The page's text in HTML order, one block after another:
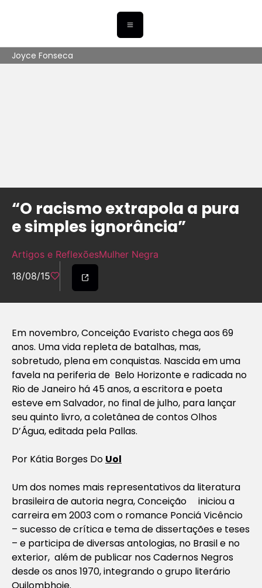
Joyce Fonseca
“O racismo extrapola a pura
e simples ignorância”
Artigos e ReflexõesMulher Negra
18/08/15
Em novembro, Conceição Evaristo chega aos 69
anos. Uma vida repleta de batalhas, mas,
sobretudo, plena em conquistas. Nascida em uma
favela na periferia de Belo Horizonte e radicada no
Rio de Janeiro há 45 anos, a escritora e poeta
esteve em Salvador, no final de julho, para lançar
seu quinto livro, a coletânea de contos Olhos
D’Água, editada pela Pallas.
Por Kátia Borges Do Uol
Um dos nomes mais representativos da literatura
brasileira de autoria negra, Conceição iniciou a
carreira em 2003 com o romance Ponciá Vicêncio
– sucesso de crítica e tema de dissertações e teses
– e participa de diversas antologias, no Brasil e no
exterior, além de publicar nos Cadernos Negros
desde os anos 1970, integrando o grupo literário
Quilombhoje.